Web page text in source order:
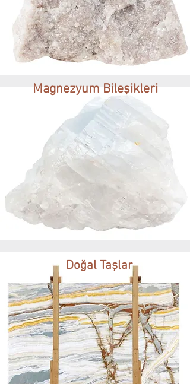
Magnezyum Bileşikleri
Doğal Taşlar